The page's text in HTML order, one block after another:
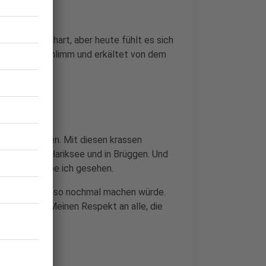
schon echt hart, aber heute fühlt es sich
mal so schlimm und erkältet von dem
mal fahren. Mit diesen krassen
am Hariksee und in Brüggen. Und
ein Reh habe ich gesehen.
ich es so nochmal machen würde.
wollen: Meinen Respekt an alle, die